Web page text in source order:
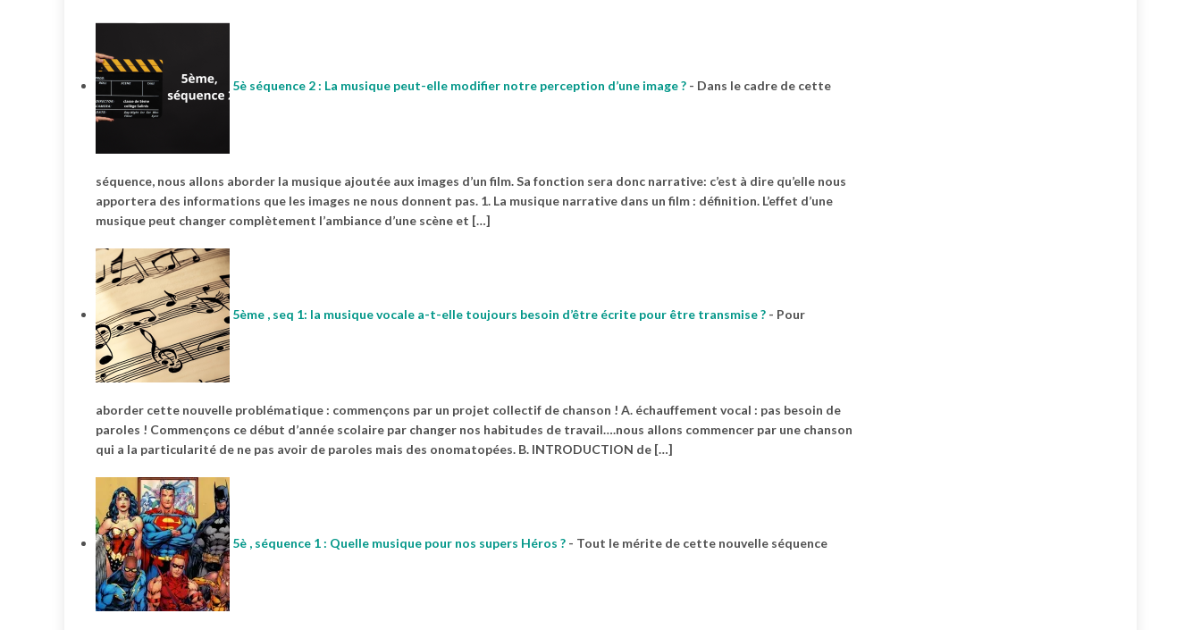
5è séquence 2 : La musique peut-elle modifier notre perception d’une image ? - Dans le cadre de cette
séquence, nous allons aborder la musique ajoutée aux images d’un film. Sa fonction sera donc narrative: c’est à dire qu’elle nous
apportera des informations que les images ne nous donnent pas. 1. La musique narrative dans un film : définition. L’effet d’une
musique peut changer complètement l’ambiance d’une scène et […]
5ème , seq 1: la musique vocale a-t-elle toujours besoin d’être écrite pour être transmise ? - Pour
aborder cette nouvelle problématique : commençons par un projet collectif de chanson ! A. échauffement vocal : pas besoin de
paroles ! Commençons ce début d’année scolaire par changer nos habitudes de travail….nous allons commencer par une chanson
qui a la particularité de ne pas avoir de paroles mais des onomatopées. B. INTRODUCTION de […]
5è , séquence 1 : Quelle musique pour nos supers Héros ? - Tout le mérite de cette nouvelle séquence